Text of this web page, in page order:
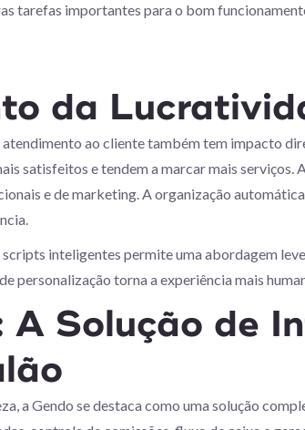
tarefas importantes para o bom
da
ao cliente também tem impacto
satisfeitos e tendem a marcar mais
e de marketing. A organização
scripts inteligentes permite uma abordagem
personalização torna a experiência mais
A Solução de
a Gendo se destaca como uma solução